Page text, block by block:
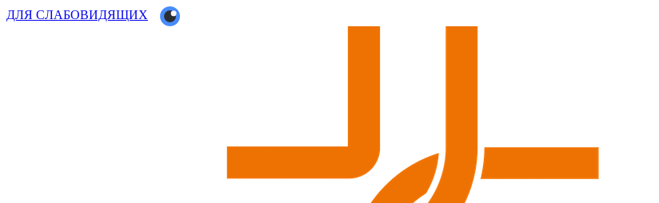
ДЛЯ СЛАБОВИДЯЩИХ